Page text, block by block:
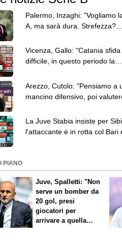
Palermo, Inzaghi: "Vogliamo
A, ma sarà dura. Strefezza?
Vicenza, Gallo: "Catania sfida
difficile, in questo periodo la
Arezzo, Cutolo: "Pensiamo a
mancino difensivo, poi
La Juve Stabia insiste per
l'attaccante è in rotta col Bari
PIANO
Juve, Spalletti: "Non
serve un bomber da
20 gol, presi
giocatori per
arrivare a quella